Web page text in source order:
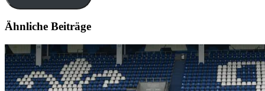
Ähnliche Beiträge